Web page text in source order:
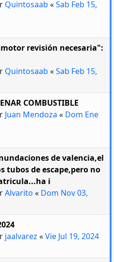
Quintosaab «Sab Feb 15,
revisión necesaria":
Quintosaab «Sab Feb 15,
COMBUSTIBLE
Juan Mendoza « Dom Ene
de valencia,el
tubos de escape,pero no
i
Alvarito « Dom Nov 03,
jaalvarez «Vie Jul 19, 2024